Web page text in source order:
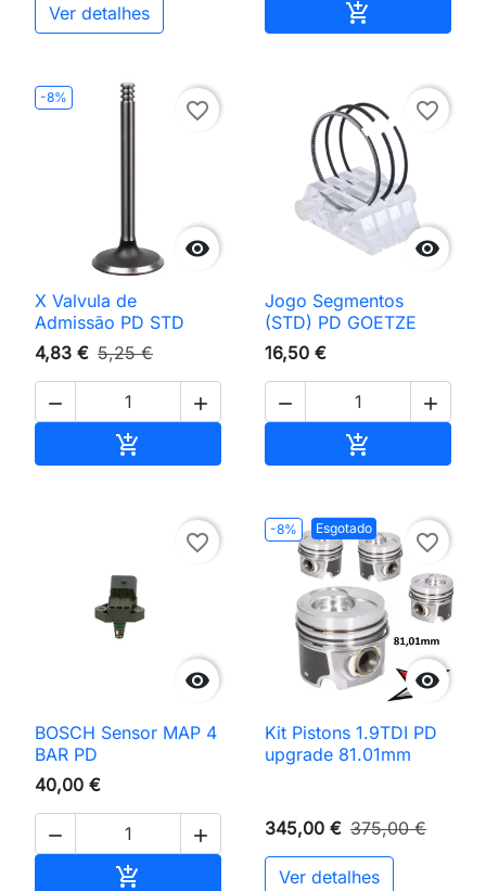
Ver detalhes 
-8%

favorite_border
X Valvula de
Admissão PD STD
4,83 € 5,25 €
 


favorite_border
Jogo Segmentos
(STD) PD GOETZE
16,50 €
 


favorite_border
BOSCH Sensor MAP 4
BAR PD
40,00 €
 
 Adicionar ao carrinho
-8% Esgotado

favorite_border
Kit Pistons 1.9TDI PD
upgrade 81.01mm
345,00 € 375,00 €
Ver detalhes